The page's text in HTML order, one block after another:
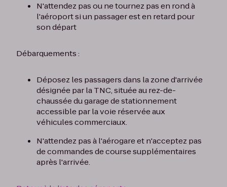
N'attendez pas ou ne tournez pas en rond à
l'aéroport si un passager est en retard pour
son départ
Débarquements :
Déposez les passagers dans la zone d'arrivée
désignée par la TNC, située au rez-de-
chaussée du garage de stationnement
accessible par la voie réservée aux
véhicules commerciaux.
N'attendez pas à l'aérogare et n'acceptez pas
de commandes de course supplémentaires
après l'arrivée.